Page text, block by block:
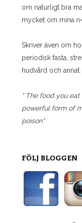
om naturligt bra
mycket om mina
Skriver även om
periodisk fasta,
hudvård och annat
" The food you
powerful form of
poison"
FÖLJ BLOGGEN